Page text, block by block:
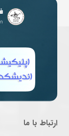
ارتباط با ما